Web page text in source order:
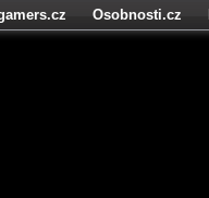
Osobnosti.cz